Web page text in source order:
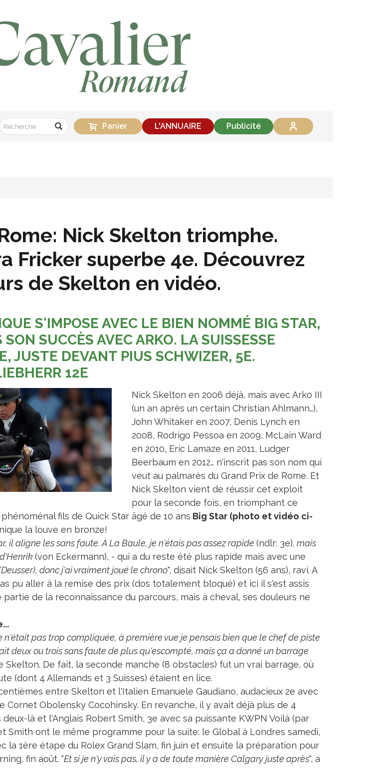
Panier L'ANNUAIRE Publicité
Nick Skelton triomphe.
Fricker superbe 4e. Découvrez
de Skelton en vidéo.
S'IMPOSE AVEC LE BIEN NOMMÉ BIG STAR,
SON SUCCÈS AVEC ARKO. LA SUISSESSE
JUSTE DEVANT PIUS SCHWIZER, 5E.
12E
Nick Skelton en 2006 déjà, mais avec Arko III
(un an après un certain Christian Ahlmann…),
John Whitaker en 2007, Denis Lynch en
2008, Rodrigo Pessoa en 2009, McLain Ward
en 2010, Eric Lamaze en 2011, Ludger
Beerbaum en 2012… n'inscrit pas son nom qui
veut au palmarès du Grand Prix de Rome. Et
Nick Skelton vient de réussir cet exploit
pour la seconde fois, en triomphant ce
fils de Quick Star âgé de 10 ans Big Star (photo et vidéo ci-
la louve en bronze!
il aligne les sans faute. A La Baule, je n'étais pas assez rapide (ndlr: 3e), mais
(von Eckermann), - qui a du reste été plus rapide mais avec une
donc j'ai vraiment joué le chrono", disait Nick Skelton (56 ans), ravi. A
pu aller à la remise des prix (dos totalement bloqué) et ici il s'est assis
de la reconnaissance du parcours, mais à cheval, ses douleurs ne
n'était pas trop compliquée, à première vue je pensais bien que le chef de piste
deux ou trois sans faute de plus qu'escompté, mais ça a donné un barrage
Skelton. De fait, la seconde manche (8 obstacles) fut un vrai barrage, où
(dont 4 Allemands et 3 Suisses) étaient en lice.
entre Skelton et l'Italien Emanuele Gaudiano, audacieux 2e avec
Cornet Obolensky Cocohinsky. En revanche, il y avait déjà plus de 4
là et l'Anglais Robert Smith, 3e avec sa puissante KWPN Voilà (par
Smith ont le même programme pour la suite: le Global à Londres samedi,
la 1ère étape du Rolex Grand Slam, fin juin et ensuite la préparation pour
fin août. "Et si je n'y vais pas, il y a de toute manière Calgary juste après", a